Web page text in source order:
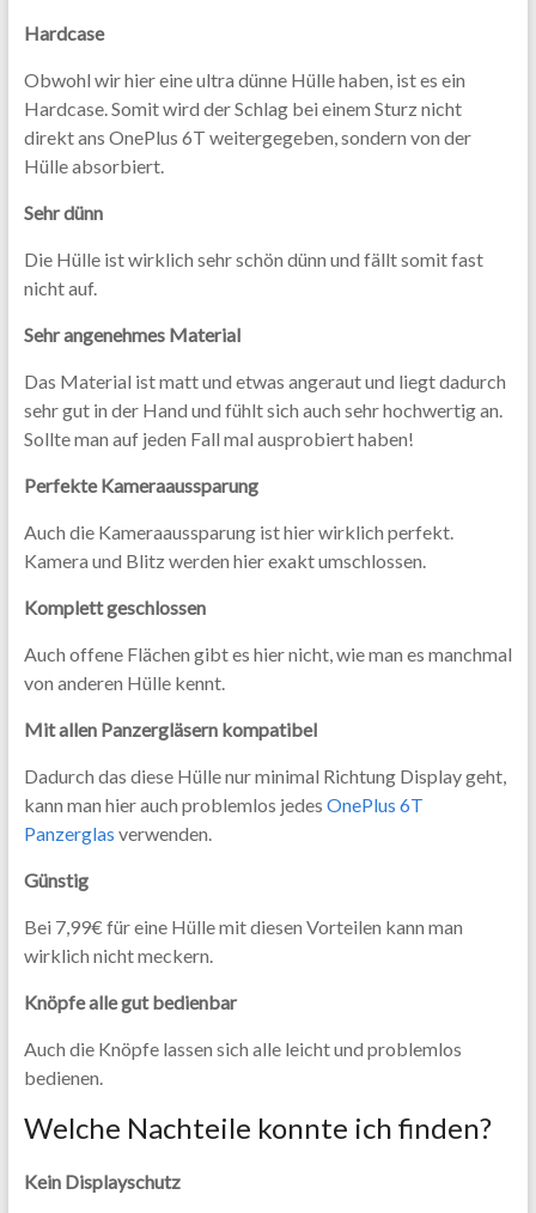
Hardcase
Obwohl wir hier eine ultra dünne Hülle haben, ist es ein
Hardcase. Somit wird der Schlag bei einem Sturz nicht
direkt ans OnePlus 6T weitergegeben, sondern von der
Hülle absorbiert.
Sehr dünn
Die Hülle ist wirklich sehr schön dünn und fällt somit fast
nicht auf.
Sehr angenehmes Material
Das Material ist matt und etwas angeraut und liegt dadurch
sehr gut in der Hand und fühlt sich auch sehr hochwertig an.
Sollte man auf jeden Fall mal ausprobiert haben!
Perfekte Kameraaussparung
Auch die Kameraaussparung ist hier wirklich perfekt.
Kamera und Blitz werden hier exakt umschlossen.
Komplett geschlossen
Auch offene Flächen gibt es hier nicht, wie man es manchmal
von anderen Hülle kennt.
Mit allen Panzergläsern kompatibel
Dadurch das diese Hülle nur minimal Richtung Display geht,
kann man hier auch problemlos jedes OnePlus 6T
Panzerglas verwenden.
Günstig
Bei 7,99€ für eine Hülle mit diesen Vorteilen kann man
wirklich nicht meckern.
Knöpfe alle gut bedienbar
Auch die Knöpfe lassen sich alle leicht und problemlos
bedienen.
Welche Nachteile konnte ich finden?
Kein Displayschutz